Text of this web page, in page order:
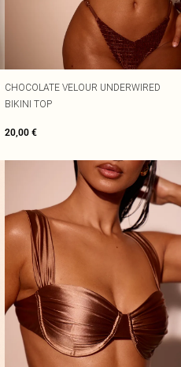
CHOCOLATE VELOUR UNDERWIRED
BIKINI TOP
20,00 €